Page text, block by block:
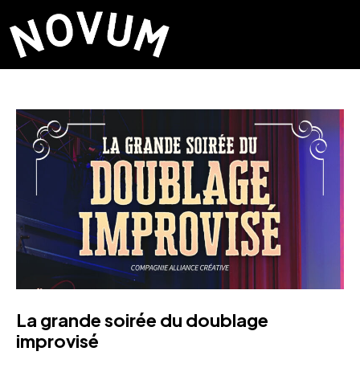
La grande soirée du doublage
improvisé